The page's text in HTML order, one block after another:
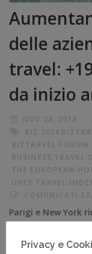
delle
travel:
da inizio
Parigi e New York
biglietto aereo
Privacy e